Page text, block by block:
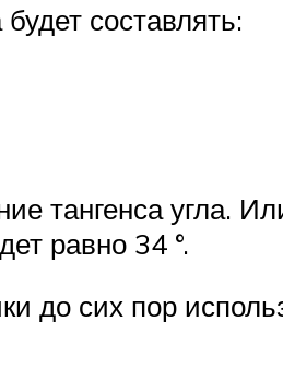
составлять:
тангенса угла.
равно 34 °.
до сих пор